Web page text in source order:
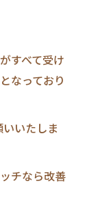
すべて受け
なっており
いたしま
チなら改善